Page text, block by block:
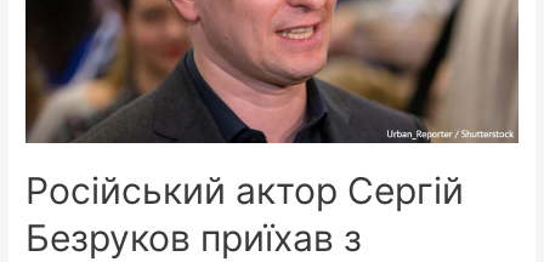
росіянами
Російський актор Сергій
Безруков приїхав з